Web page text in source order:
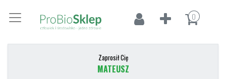
0
Zaprosił Cię
MATEUSZ